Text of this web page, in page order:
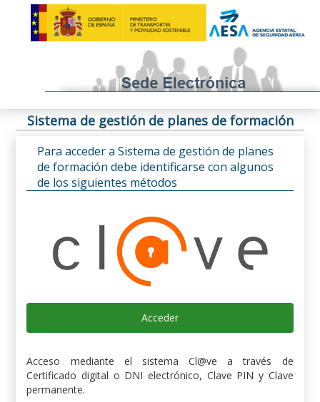
Sistema de gestión de planes de formación
Para acceder a Sistema de gestión de planes
de formación debe identificarse con algunos
de los siguientes métodos
Acceder
Acceso mediante el sistema Cl@ve a través de
Certificado digital o DNI electrónico, Clave PIN y Clave
permanente.